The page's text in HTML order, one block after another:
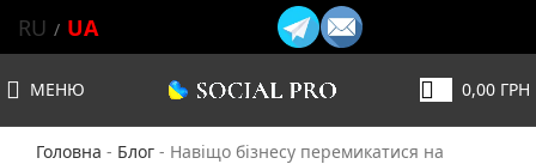
RU UA
МЕНЮ 0,00 ГРН
Головна - Блог - Навіщо бізнесу перемикатися на